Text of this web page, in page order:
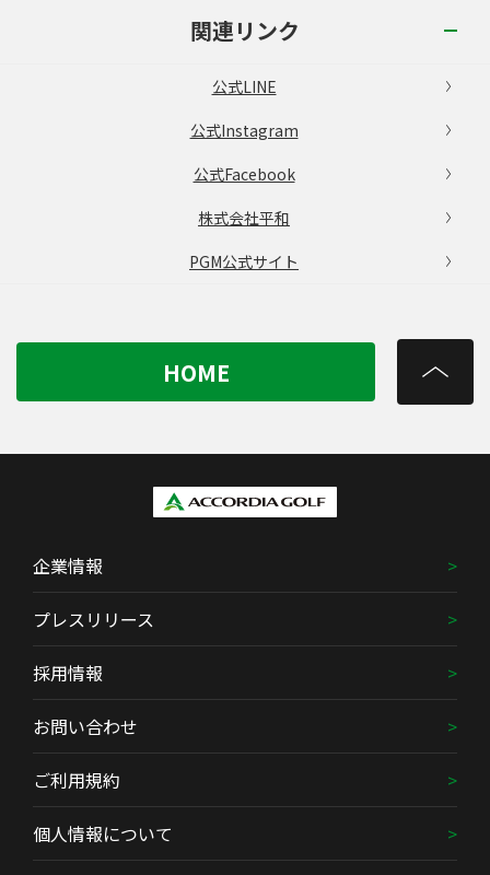
関連リンク
公式LINE
公式Instagram
公式Facebook
株式会社平和
PGM公式サイト
HOME
企業情報
プレスリリース
採用情報
お問い合わせ
ご利用規約
個人情報について